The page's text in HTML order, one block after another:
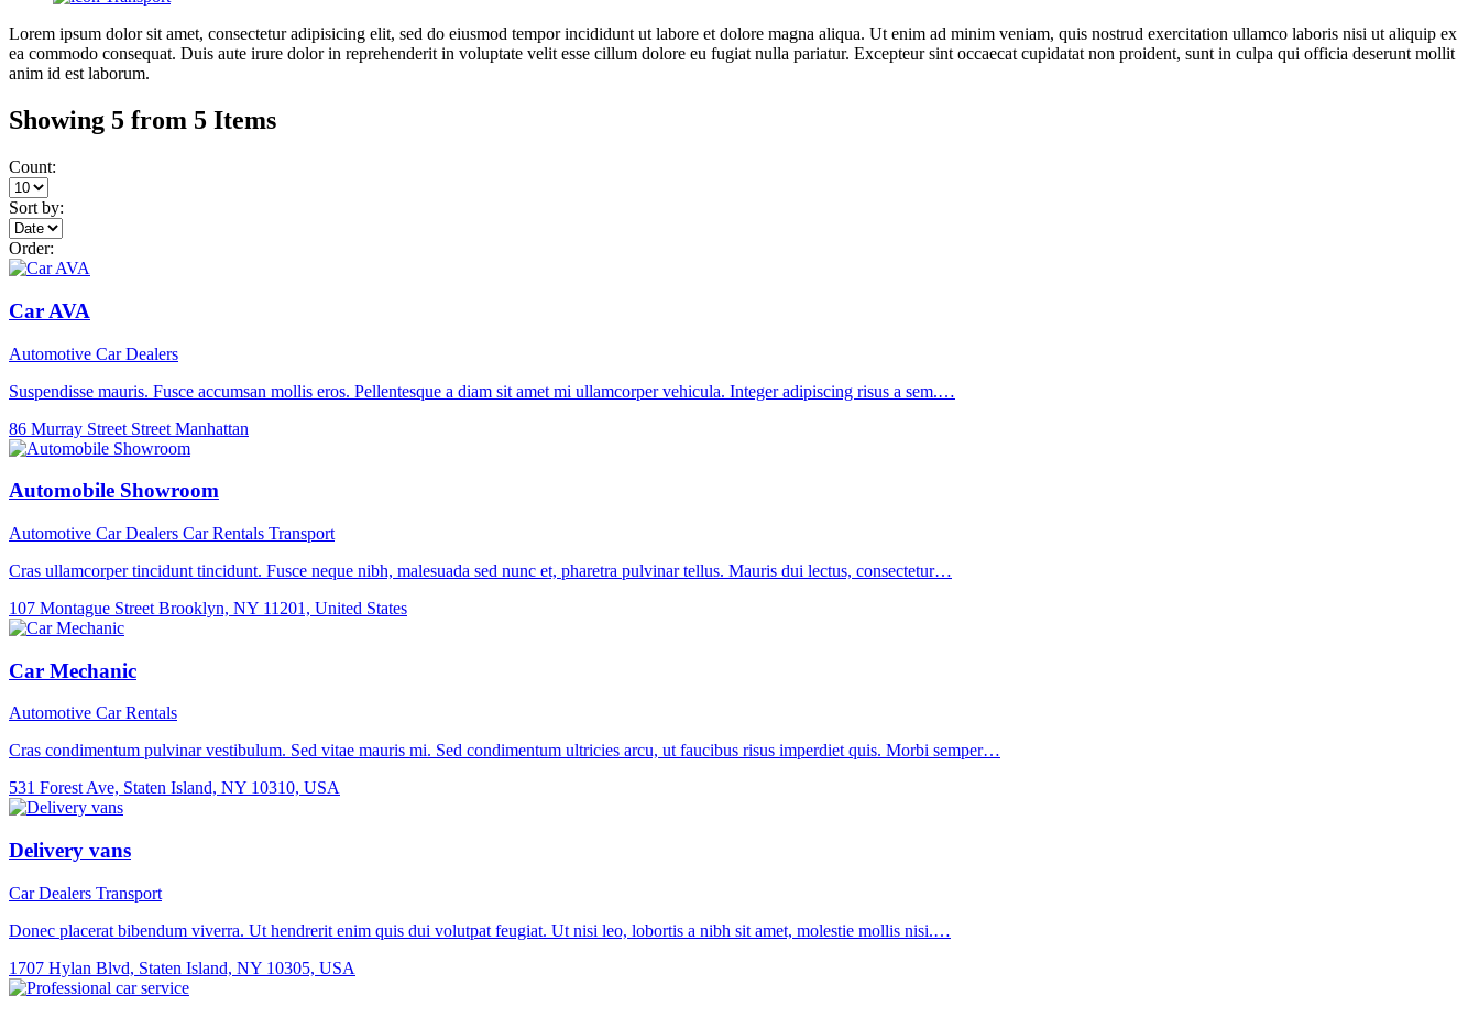
Lorem ipsum dolor sit amet, consectetur adipisicing elit, sed do eiusmod tempor incididunt ut labore et dolore magna aliqua. Ut enim ad minim veniam, quis nostrud exercitation ullamco laboris nisi ut aliquip ex
ea commodo consequat. Duis aute irure dolor in reprehenderit in voluptate velit esse cillum dolore eu fugiat nulla pariatur. Excepteur sint occaecat cupidatat non proident, sunt in culpa qui officia deserunt mollit
anim id est laborum.
Showing 5 from 5 Items
Count:
Sort by:
Order:
Car AVA
Automotive Car Dealers
Suspendisse mauris. Fusce accumsan mollis eros. Pellentesque a diam sit amet mi ullamcorper vehicula. Integer adipiscing risus a sem.…
86 Murray Street Street Manhattan
Automobile Showroom
Automotive Car Dealers Car Rentals Transport
Cras ullamcorper tincidunt tincidunt. Fusce neque nibh, malesuada sed nunc et, pharetra pulvinar tellus. Mauris dui lectus, consectetur…
107 Montague Street Brooklyn, NY 11201, United States
Car Mechanic
Automotive Car Rentals
Cras condimentum pulvinar vestibulum. Sed vitae mauris mi. Sed condimentum ultricies arcu, ut faucibus risus imperdiet quis. Morbi semper…
531 Forest Ave, Staten Island, NY 10310, USA
Delivery vans
Car Dealers Transport
Donec placerat bibendum viverra. Ut hendrerit enim quis dui volutpat feugiat. Ut nisi leo, lobortis a nibh sit amet, molestie mollis nisi.…
1707 Hylan Blvd, Staten Island, NY 10305, USA